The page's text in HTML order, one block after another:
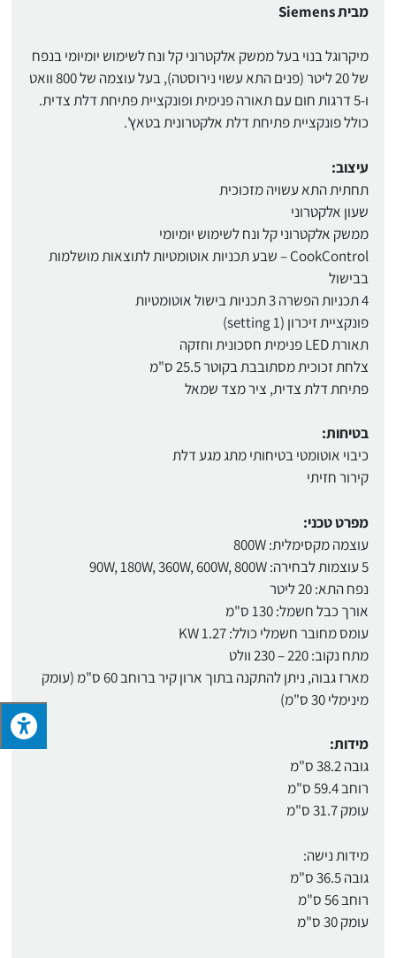
מבית Siemens
מיקרוגל בנוי בעל ממשק אלקטרוני קל ונח לשימוש יומיומי בנפח
של 20 ליטר (פנים התא עשוי נירוסטה), בעל עוצמה של 800 וואט
ו-5 דרגות חום עם תאורה פנימית ופונקציית פתיחת דלת צדית.
כולל פונקציית פתיחת דלת אלקטרונית בטאץ'.
עיצוב:
תחתית התא עשויה מזכוכית
שעון אלקטרוני
ממשק אלקטרוני קל ונח לשימוש יומיומי
CookControl – שבע תכניות אוטומטיות לתוצאות מושלמות
בבישול
4 תכניות הפשרה 3 תכניות בישול אוטומטיות
פונקציית זיכרון (1 setting)
תאורת LED פנימית חסכונית וחזקה
צלחת זכוכית מסתובבת בקוטר 25.5 ס"מ
פתיחת דלת צדית, ציר מצד שמאל
בטיחות:
כיבוי אוטומטי בטיחותי מתג מגע דלת
קירור חזיתי
מפרט טכני:
עוצמה מקסימלית: 800W
5 עוצמות לבחירה: 90W, 180W, 360W, 600W, 800W
נפח התא: 20 ליטר
אורך כבל חשמל: 130 ס"מ
עומס מחובר חשמלי כולל: 1.27 KW
מתח נקוב: 220 – 230 וולט
מארז גבוה, ניתן להתקנה בתוך ארון קיר ברוחב 60 ס"מ (עומק
מינימלי 30 ס"מ)
מידות:
גובה 38.2 ס"מ
רוחב 59.4 ס"מ
עומק 31.7 ס"מ
מידות נישה:
גובה 36.5 ס"מ
רוחב 56 ס"מ
עומק 30 ס"מ